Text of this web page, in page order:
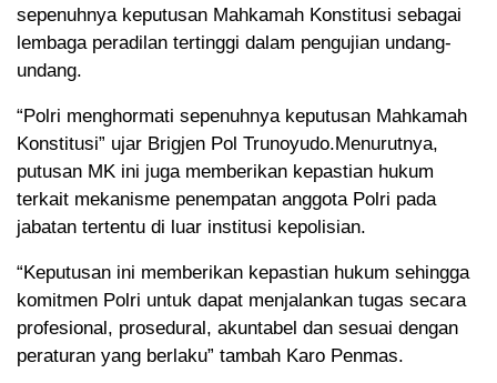
sepenuhnya keputusan Mahkamah Konstitusi sebagai
lembaga peradilan tertinggi dalam pengujian undang-
undang.
“Polri menghormati sepenuhnya keputusan Mahkamah
Konstitusi” ujar Brigjen Pol Trunoyudo.Menurutnya,
putusan MK ini juga memberikan kepastian hukum
terkait mekanisme penempatan anggota Polri pada
jabatan tertentu di luar institusi kepolisian.
“Keputusan ini memberikan kepastian hukum sehingga
komitmen Polri untuk dapat menjalankan tugas secara
profesional, prosedural, akuntabel dan sesuai dengan
peraturan yang berlaku” tambah Karo Penmas.